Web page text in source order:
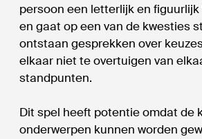
persoon een letterlijk en figuurlijk
en gaat op een van de kwesties
ontstaan gesprekken over
elkaar niet te overtuigen van
standpunten.
Dit spel heeft potentie omdat de
onderwerpen kunnen worden